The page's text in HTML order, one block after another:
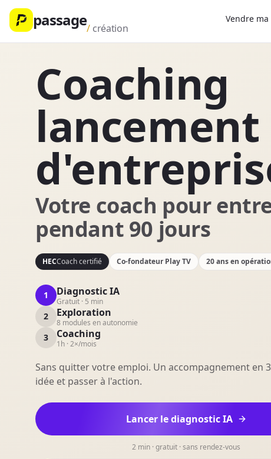
passage/ création
Vendre ma
Coaching
lancement
Votre coach pour
pendant 90 jours
HECCoach certifié Co-fondateur Play TV 20 ans en
1 Diagnostic IA
Gratuit · 5 min
2 Exploration
8 modules en autonomie
3 Coaching
1h · 2×/mois
Sans quitter votre emploi. Un accompagnement en
idée et passer à l'action.
Lancer le diagnostic IA
2 min · gratuit · sans rendez-vous